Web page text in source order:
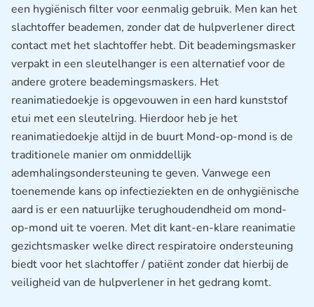
een hygiënisch filter voor eenmalig gebruik. Men kan het
slachtoffer beademen, zonder dat de hulpverlener direct
contact met het slachtoffer hebt. Dit beademingsmasker
verpakt in een sleutelhanger is een alternatief voor de
andere grotere beademingsmaskers. Het
reanimatiedoekje is opgevouwen in een hard kunststof
etui met een sleutelring. Hierdoor heb je het
reanimatiedoekje altijd in de buurt Mond-op-mond is de
traditionele manier om onmiddellijk
ademhalingsondersteuning te geven. Vanwege een
toenemende kans op infectieziekten en de onhygiënische
aard is er een natuurlijke terughoudendheid om mond-
op-mond uit te voeren. Met dit kant-en-klare reanimatie
gezichtsmasker welke direct respiratoire ondersteuning
biedt voor het slachtoffer / patiënt zonder dat hierbij de
veiligheid van de hulpverlener in het gedrang komt.